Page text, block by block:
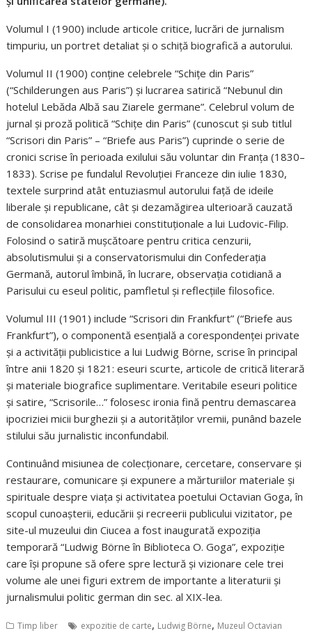
Volumul I (1900) include articole critice, lucrări de jurnalism
timpuriu, un portret detaliat și o schiță biografică a autorului.
Volumul II (1900) conține celebrele “Schițe din Paris”
(“Schilderungen aus Paris”) și lucrarea satirică “Nebunul din
hotelul Lebăda Albă sau Ziarele germane”. Celebrul volum de
jurnal și proză politică “Schițe din Paris” (cunoscut și sub titlul
“Scrisori din Paris” – “Briefe aus Paris”) cuprinde o serie de
cronici scrise în perioada exilului său voluntar din Franța (1830–
1833). Scrise pe fundalul Revoluției Franceze din iulie 1830,
textele surprind atât entuziasmul autorului față de ideile
liberale și republicane, cât și dezamăgirea ulterioară cauzată
de consolidarea monarhiei constituționale a lui Ludovic-Filip.
Folosind o satiră mușcătoare pentru critica cenzurii,
absolutismului și a conservatorismului din Confederația
Germană, autorul îmbină, în lucrare, observația cotidiană a
Parisului cu eseul politic, pamfletul și reflecțiile filosofice.
Volumul III (1901) include “Scrisori din Frankfurt” (“Briefe aus
Frankfurt”), o componentă esențială a corespondenței private
și a activității publicistice a lui Ludwig Börne, scrise în principal
între anii 1820 și 1821: eseuri scurte, articole de critică literară
și materiale biografice suplimentare. Veritabile eseuri politice
și satire, “Scrisorile…” folosesc ironia fină pentru demascarea
ipocriziei micii burghezii și a autorităților vremii, punând bazele
stilului său jurnalistic inconfundabil.
Continuând misiunea de colecționare, cercetare, conservare și
restaurare, comunicare și expunere a mărturiilor materiale și
spirituale despre viața și activitatea poetului Octavian Goga, în
scopul cunoașterii, educării și recreerii publicului vizitator, pe
site-ul muzeului din Ciucea a fost inaugurată expoziția
temporară “Ludwig Börne în Biblioteca O. Goga”, expoziție
care își propune să ofere spre lectură și vizionare cele trei
volume ale unei figuri extrem de importante a literaturii și
jurnalismului politic german din sec. al XIX-lea.
Timp liber expozitie de carte, Ludwig Börne, Muzeul Octavian